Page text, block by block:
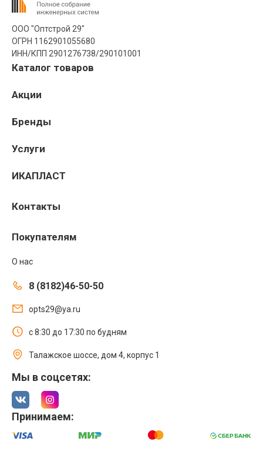
ООО "Оптстрой 29"
ОГРН 1162901055680
ИНН/КПП 2901276738/290101001
Каталог товаров
Акции
Бренды
Услуги
ИКАПЛАСТ
Контакты
Покупателям
О нас
8 (8182)46-50-50
opts29@ya.ru
с 8:30 до 17:30 по будням
Талажское шоссе, дом 4, корпус 1
Мы в соцсетях:
Принимаем: